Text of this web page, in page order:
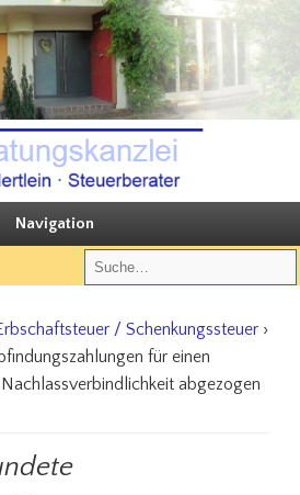
C.T. Hertlein
Navigation
/ Schenkungssteuer›
für einen
abgezogen